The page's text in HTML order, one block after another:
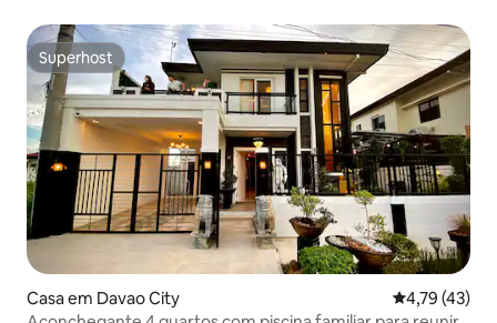
Superhost
Superhost
Casa em Davao City Classificação
4,79 (43)